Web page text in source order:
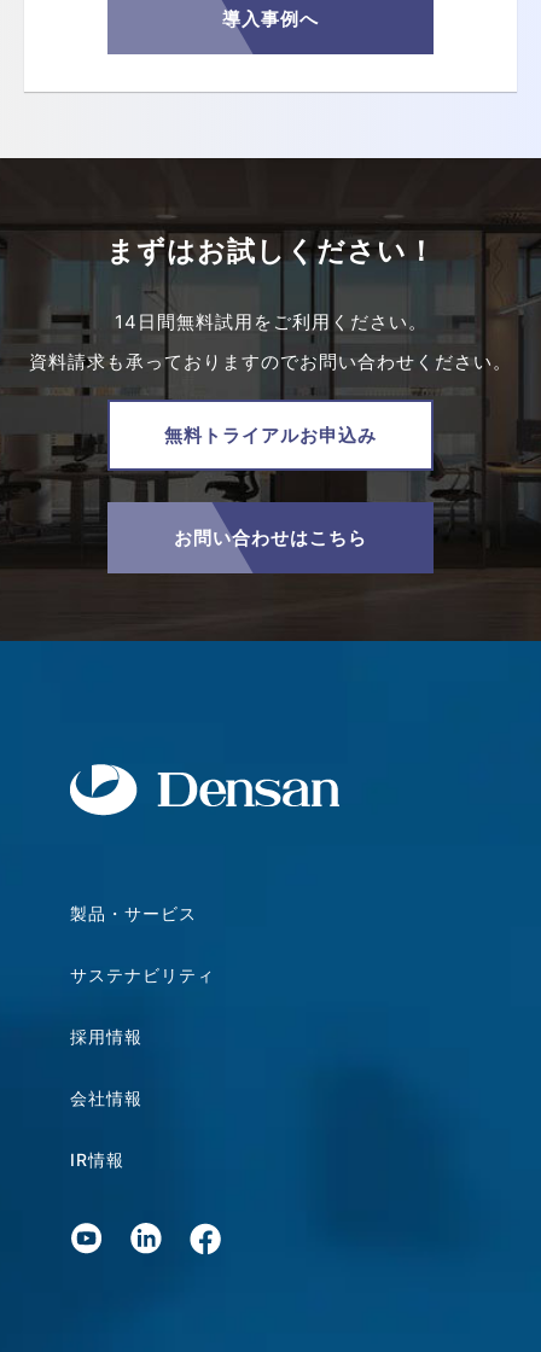
導入事例へ
まずはお試しください！
14日間無料試用をご利用ください。
資料請求も承っておりますのでお問い合わせください。
無料トライアルお申込み
お問い合わせはこちら
製品・サービス
サステナビリティ
採用情報
会社情報
IR情報